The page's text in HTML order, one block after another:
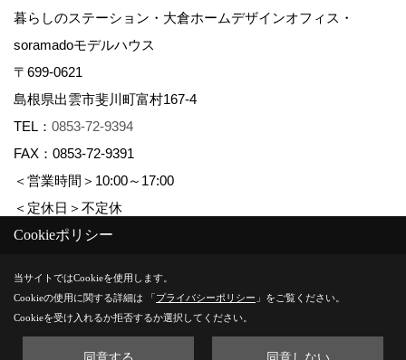
暮らしのステーション・大倉ホームデザインオフィス・
soramadoモデルハウス
〒699-0621
島根県出雲市斐川町富村167-4
TEL： 0853-72-9394
FAX：0853-72-9391
＜営業時間＞10:00～17:00
＜定休日＞不定休
Copyright (c) 株式会社大倉ホーム. All Rights Reserved.
Produced byゴデスクリエイト
Cookieポリシー
当サイトではCookieを使用します。
Cookieの使用に関する詳細は 「プライバシーポリシー 」をご覧ください。
Cookieを受け入れるか拒否するか選択してください。